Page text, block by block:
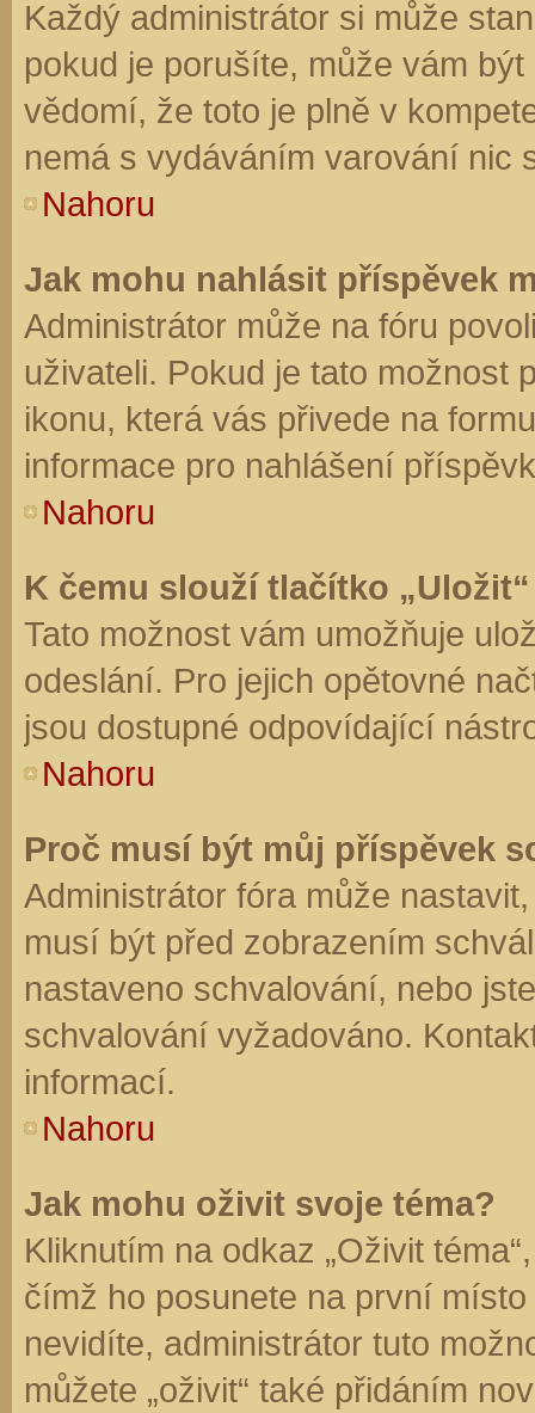
Každý administrátor si může
pokud je porušíte, může vám
vědomí, že toto je plně v
nemá s vydáváním varování nic
Nahoru
Jak mohu nahlásit příspěvek
Administrátor může na fóru
uživateli. Pokud je tato možnost
ikonu, která vás přivede na
informace pro nahlášení
Nahoru
K čemu slouží tlačítko
Tato možnost vám umožňuje
odeslání. Pro jejich opětovné
jsou dostupné odpovídající
Nahoru
Proč musí být můj příspěvek
Administrátor fóra může
musí být před zobrazením
nastaveno schvalování, nebo
schvalování vyžadováno.
informací.
Nahoru
Jak mohu oživit svoje téma?
Kliknutím na odkaz „Oživit
čímž ho posunete na první
nevidíte, administrátor tuto
můžete „oživit“ také přidáním